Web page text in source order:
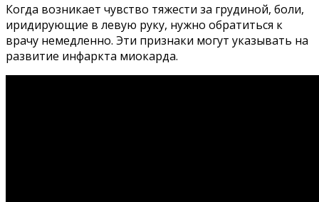
Когда возникает чувство тяжести за грудиной, боли,
иридирующие в левую руку, нужно обратиться к
врачу немедленно. Эти признаки могут указывать на
развитие инфаркта миокарда.